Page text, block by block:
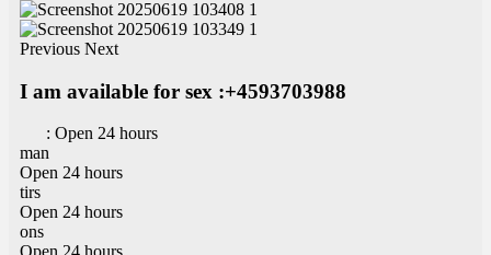
Previous Next
I am available for sex :+4593703988
: Open 24 hours
man
Open 24 hours
tirs
Open 24 hours
ons